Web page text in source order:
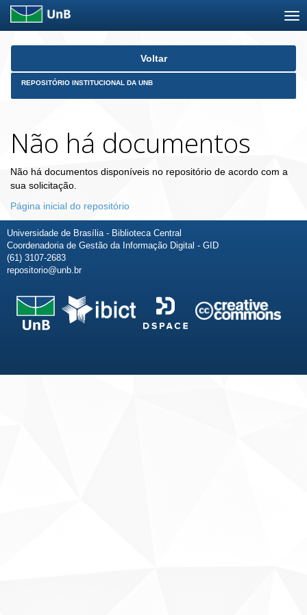
Skip
Voltar
REPOSITÓRIO INSTITUCIONAL DA UNB
Não há documentos
Não há documentos disponíveis no repositório de acordo com a
sua solicitação.
Página inicial do repositório
Universidade de Brasília - Biblioteca Central
Coordenadoria de Gestão da Informação Digital - GID
(61) 3107-2683
repositorio@unb.br